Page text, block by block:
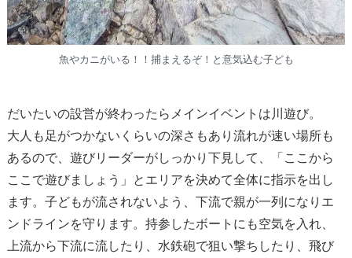
魚やカニがいる！！捕まえるぞ！と意気込む子ども
だいたいの設営が終わったらメインイベントは川遊び。
大人も足がつかないくらいの深さもあり流れが速い場所も
あるので、遊びリーダーがしっかり下見して、「ここから
ここで遊びましょう」とエリアを決めて全体に指示を出し
ます。子どもが流されないよう、下流で親が一列になりエ
ンドラインを守ります。持参したボートにも空気を入れ、
上流から下流に流したり、水鉄砲で狙い撃ちしたり、飛び